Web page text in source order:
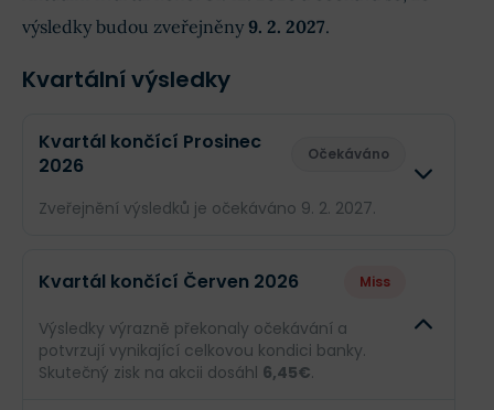
výsledky budou zveřejněny 9. 2. 2027.
Kvartální výsledky
Kvartál končící Prosinec
2026
Očekáváno
Zveřejnění výsledků je očekáváno 9. 2. 2027.
Příjmy --
Kvartál končící Červen 2026 Miss
Výsledky výrazně překonaly očekávání a
potvrzují vynikající celkovou kondici banky.
Skutečný zisk na akcii dosáhl 6,45€.